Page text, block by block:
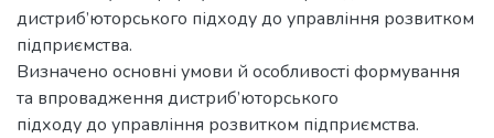
дистриб’юторського підходу до управління розвитком
підприємства.
Визначено основні умови й особливості формування
та впровадження дистриб’юторського
підходу до управління розвитком підприємства.